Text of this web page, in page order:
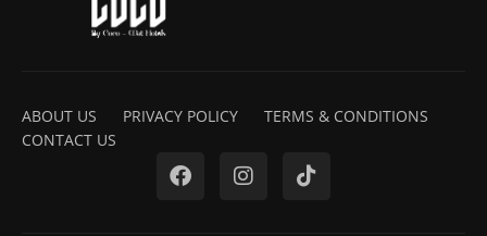
ABOUT US PRIVACY POLICY
TERMS & CONDITIONS
CONTACT US